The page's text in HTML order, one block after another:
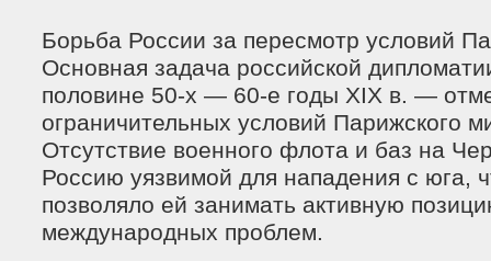
Борьба России за пересмотр условий
Основная задача российской
половине 50-х — 60-е годы XIX в. —
ограничительных условий Парижского
Отсутствие военного флота и баз на
Россию уязвимой для нападения с юга,
позволяло ей занимать активную
международных проблем.